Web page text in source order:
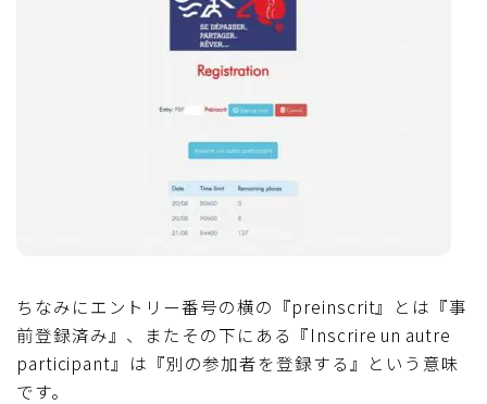
ちなみにエントリー番号の横の『preinscrit』とは『事
前登録済み』、またその下にある『Inscrire un autre
participant』は『別の参加者を登録する』という意味
です。